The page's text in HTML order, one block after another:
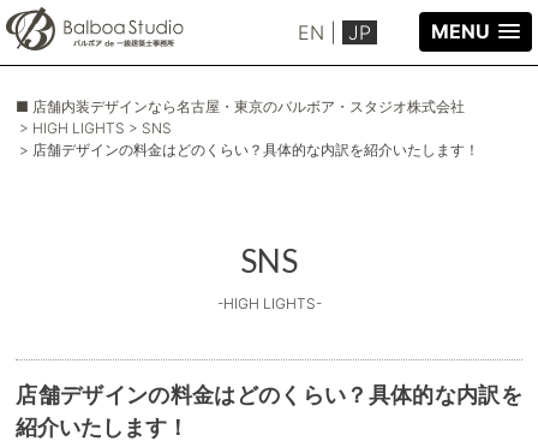
EN JP MENU
■ 店舗内装デザインなら名古屋・東京のバルボア・スタジオ株式会社
> HIGH LIGHTS > SNS
> 店舗デザインの料金はどのくらい？具体的な内訳を紹介いたします！
SNS
-HIGH LIGHTS-
店舗デザインの料金はどのくらい？具体的な内訳を
紹介いたします！